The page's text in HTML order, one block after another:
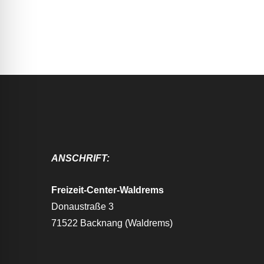
ANSCHRIFT:
Freizeit-Center-Waldrems
Donaustraße 3
71522 Backnang (Waldrems)